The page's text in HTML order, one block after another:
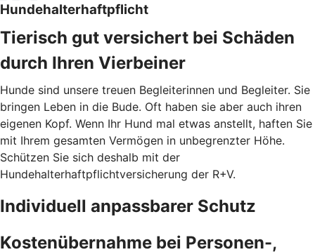
Hundehalterhaftpflicht
Tierisch gut versichert bei Schäden
durch Ihren Vierbeiner
Hunde sind unsere treuen Begleiterinnen und Begleiter. Sie
bringen Leben in die Bude. Oft haben sie aber auch ihren
eigenen Kopf. Wenn Ihr Hund mal etwas anstellt, haften Sie
mit Ihrem gesamten Vermögen in unbegrenzter Höhe.
Schützen Sie sich deshalb mit der
Hundehalterhaftpflichtversicherung der R+V.
Individuell anpassbarer Schutz
Kostenübernahme bei Personen-,